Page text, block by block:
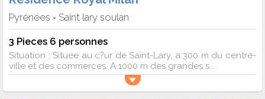
Pyrénées - Saint lary soulan
3 Pieces 6 personnes
Situation : Situee au c?ur de Saint-Lary, a 300 m du centre-
ville et des commerces. A 1000 m des grandes s...